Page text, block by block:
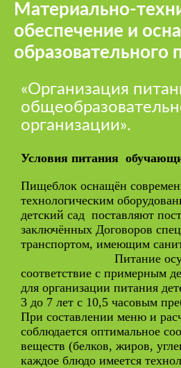
Материально-
обеспечение и
образовательного
«Организация
организации».
Условия питания
Пищеблок оснащён
технологическим
детский сад поставляют
заключённых Договоров
транспортом, имеющим
Питание
соответствие с примерным
для организации питания
3 до 7 лет с 10,5 часовым
При составлении меню и
соблюдается оптимальное
веществ (белков, жиров,
каждое блюдо имеется